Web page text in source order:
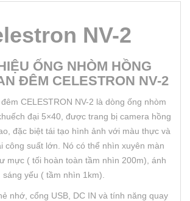
NV-2
ỐNG NHÒM HỒNG
ĐÊM CELESTRON NV-2
CELESTRON NV-2 là dòng ống nhòm
đại 5×40, được trang bị camera hồng
đặc biệt tái tạo hình ảnh với màu thực và
công suất lớn. Nó có thể nhìn xuyên màn
mực ( tối hoàn toàn tầm nhìn 200m), ánh
sáng yếu ( tầm nhìn 1km).
nhớ, cổng USB, DC IN và tính năng quay